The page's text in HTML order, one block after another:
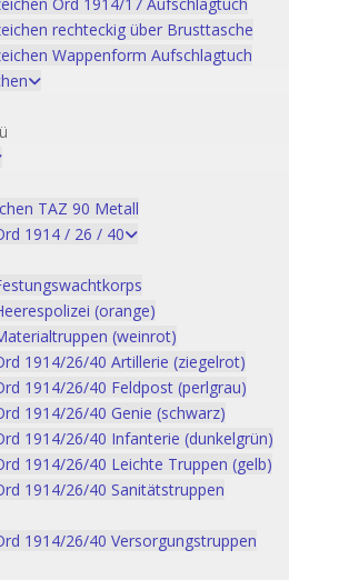
rechteckig über Brusttasche
Wappenform Aufschlagtuch
TAZ 90 Metall
1914 / 26 / 40
(orange)
(weinrot)
1914/26/40 Artillerie (ziegelrot)
1914/26/40 Feldpost (perlgrau)
1914/26/40 Genie (schwarz)
1914/26/40 Infanterie (dunkelgrün)
1914/26/40 Leichte Truppen (gelb)
1914/26/40 Sanitätstruppen
1914/26/40 Versorgungstruppen